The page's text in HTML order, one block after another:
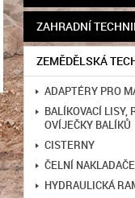
ZAHRADNÍ
ZEMĚDĚLSKÁ
ADAPTÉRY PRO
BALÍKOVACÍ LISY,
OVÍJEČKY BALÍKŮ
CISTERNY
ČELNÍ NAKLADAČE
HYDRAULICKÁ